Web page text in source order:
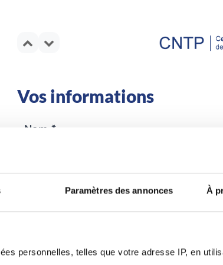
Paramètres des annonces À
personnelles, telles que votre adresse IP, en
Vos informations
Nom *
En validant ce formulaire, j'accepte la politique